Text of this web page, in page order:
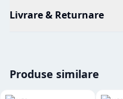
Livrare & Returnare
Produse similare